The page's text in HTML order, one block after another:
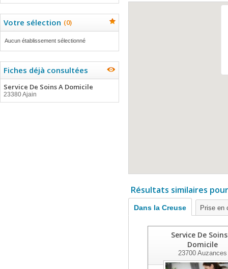
Votre sélection (0)
Aucun établissement sélectionné
Fiches déjà consultées
Service De Soins A Domicile
23380 Ajain
Résultats similaires
Dans la Creuse Prise en
Service De
Domicile
23700Auzances